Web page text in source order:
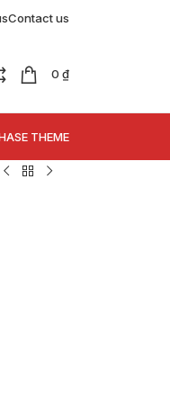
Contact us
0 ₫
THEME